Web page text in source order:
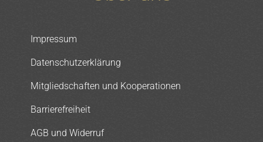
Impressum
Datenschutzerklärung
Mitgliedschaften und Kooperationen
Barrierefreiheit
AGB und Widerruf